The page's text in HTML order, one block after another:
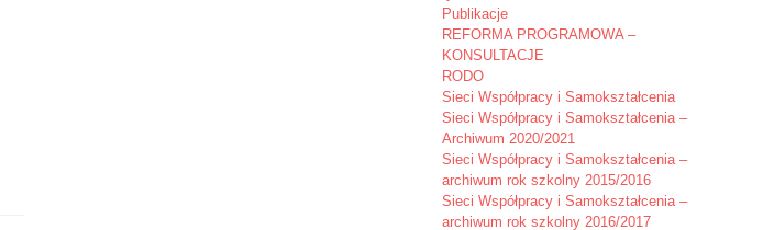
Publikacje
REFORMA PROGRAMOWA –
KONSULTACJE
RODO
Sieci Współpracy i Samokształcenia
Sieci Współpracy i Samokształcenia –
Archiwum 2020/2021
Sieci Współpracy i Samokształcenia –
archiwum rok szkolny 2015/2016
Sieci Współpracy i Samokształcenia –
archiwum rok szkolny 2016/2017